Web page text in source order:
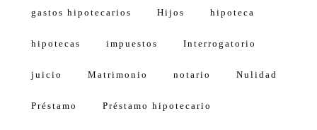
gastos hipotecarios Hijos hipoteca
hipotecas impuestos Interrogatorio
juicio Matrimonio notario Nulidad
Préstamo Préstamo hipotecario